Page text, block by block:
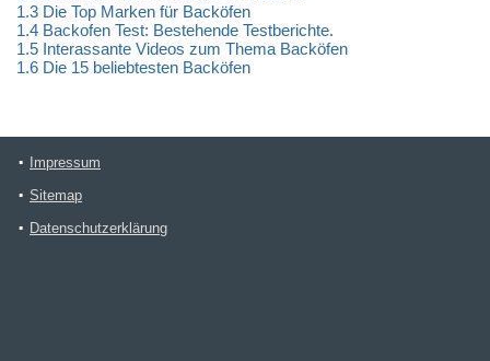
1.3 Die Top Marken für Backöfen
1.4 Backofen Test: Bestehende Testberichte.
1.5 Interassante Videos zum Thema Backöfen
1.6 Die 15 beliebtesten Backöfen
Impressum
Sitemap
Datenschutzerklärung